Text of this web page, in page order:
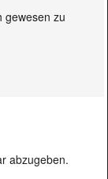
gewesen zu
abzugeben.